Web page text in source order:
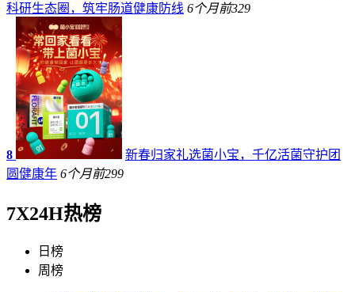
科研生态圈，筑牢肠道健康防线 6个月前329
8
新春归家礼选菌小宝，千亿活菌守护团
圆健康年 6个月前299
7X24H热榜
日榜
周榜